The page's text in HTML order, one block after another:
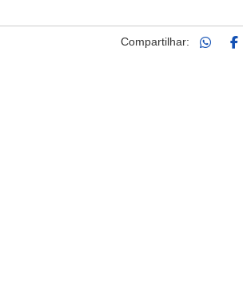
Compartilhar: